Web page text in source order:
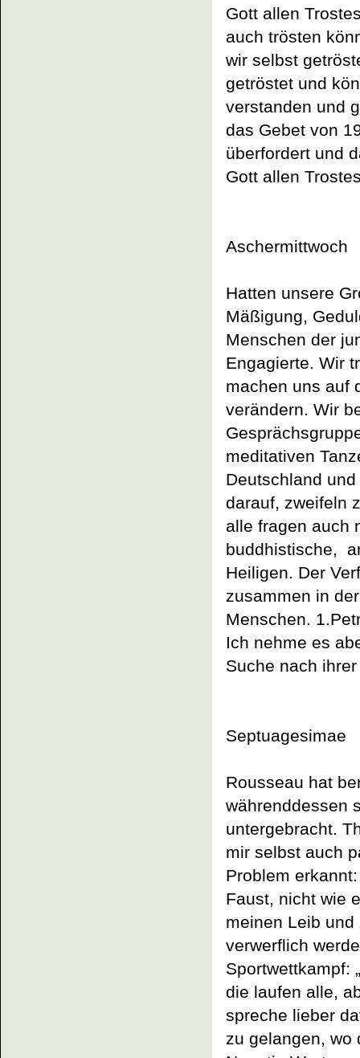
Gott allen
auch trösten
wir selbst
getröstet und
verstanden und
das Gebet von
überfordert und
Gott allen
Aschermittwoch
Hatten unsere
Mäßigung,
Menschen der
Engagierte. Wir
machen uns auf
verändern. Wir
meditativen
Deutschland
darauf, zweifeln
alle fragen auch
buddhistische,
Heiligen. Der
zusammen in
Menschen.
Ich nehme es
Suche nach
Septuagesimae
Rousseau hat
währenddessen
untergebracht.
mir selbst auch
Problem
Faust, nicht wie
meinen Leib
verwerflich
Sportwettkampf:
die laufen alle,
spreche lieber
zu gelangen, wo